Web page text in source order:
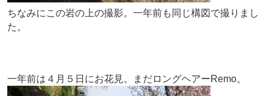
ちなみにこの岩の上の撮影。一年前も同じ構図で撮りまし
た。
一年前は４月５日にお花見。まだロングヘアーRemo。